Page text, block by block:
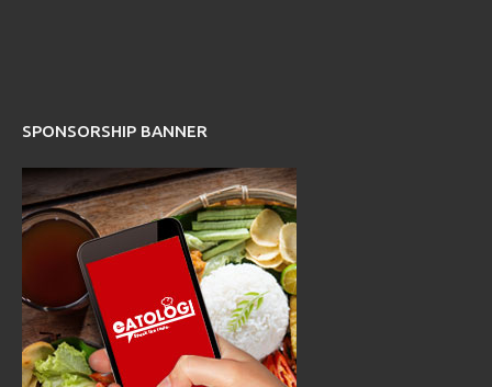
SPONSORSHIP BANNER